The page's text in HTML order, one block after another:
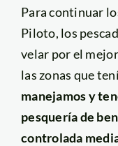
Para continuar
Piloto, los
velar por el
las zonas que
manejamos y
pesquería de
controlada